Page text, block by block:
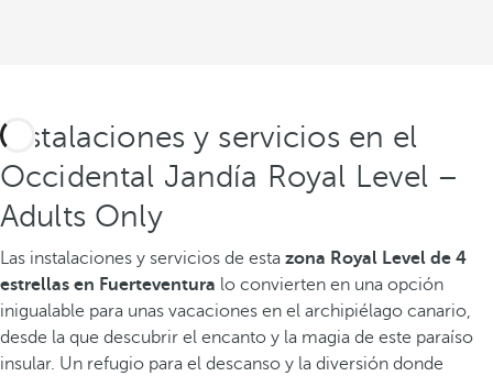
Instalaciones y servicios en el
Occidental Jandía Royal Level –
Adults Only
Las instalaciones y servicios de esta zona Royal Level de 4
estrellas en Fuerteventura lo convierten en una opción
inigualable para unas vacaciones en el archipiélago canario,
desde la que descubrir el encanto y la magia de este paraíso
insular. Un refugio para el descanso y la diversión donde